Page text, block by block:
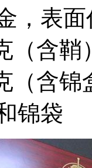
，表
（含鞘
（含锦
锦袋